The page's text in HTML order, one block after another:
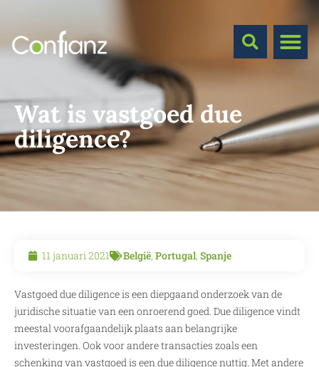
Wat is vastgoed due
diligence?
11 januari 2021 België, Portugal, Spanje
Vastgoed due diligence is een diepgaand onderzoek van de
juridische situatie van een onroerend goed. Due diligence vindt
meestal voorafgaandelijk plaats aan belangrijke
investeringen. Ook voor andere transacties zoals een
schenking van vastgoed is een due diligence nuttig. Met andere